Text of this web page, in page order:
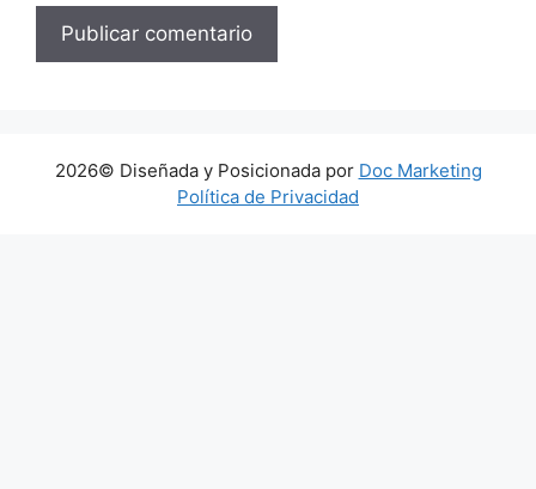
2026© Diseñada y Posicionada por Doc Marketing
Política de Privacidad